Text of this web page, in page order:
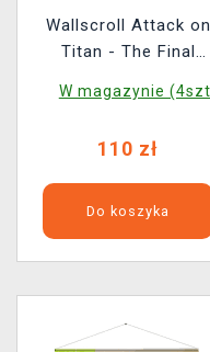
Wallscroll Attack on
Titan - The Final
W magazynie
110 zł
Do koszyka